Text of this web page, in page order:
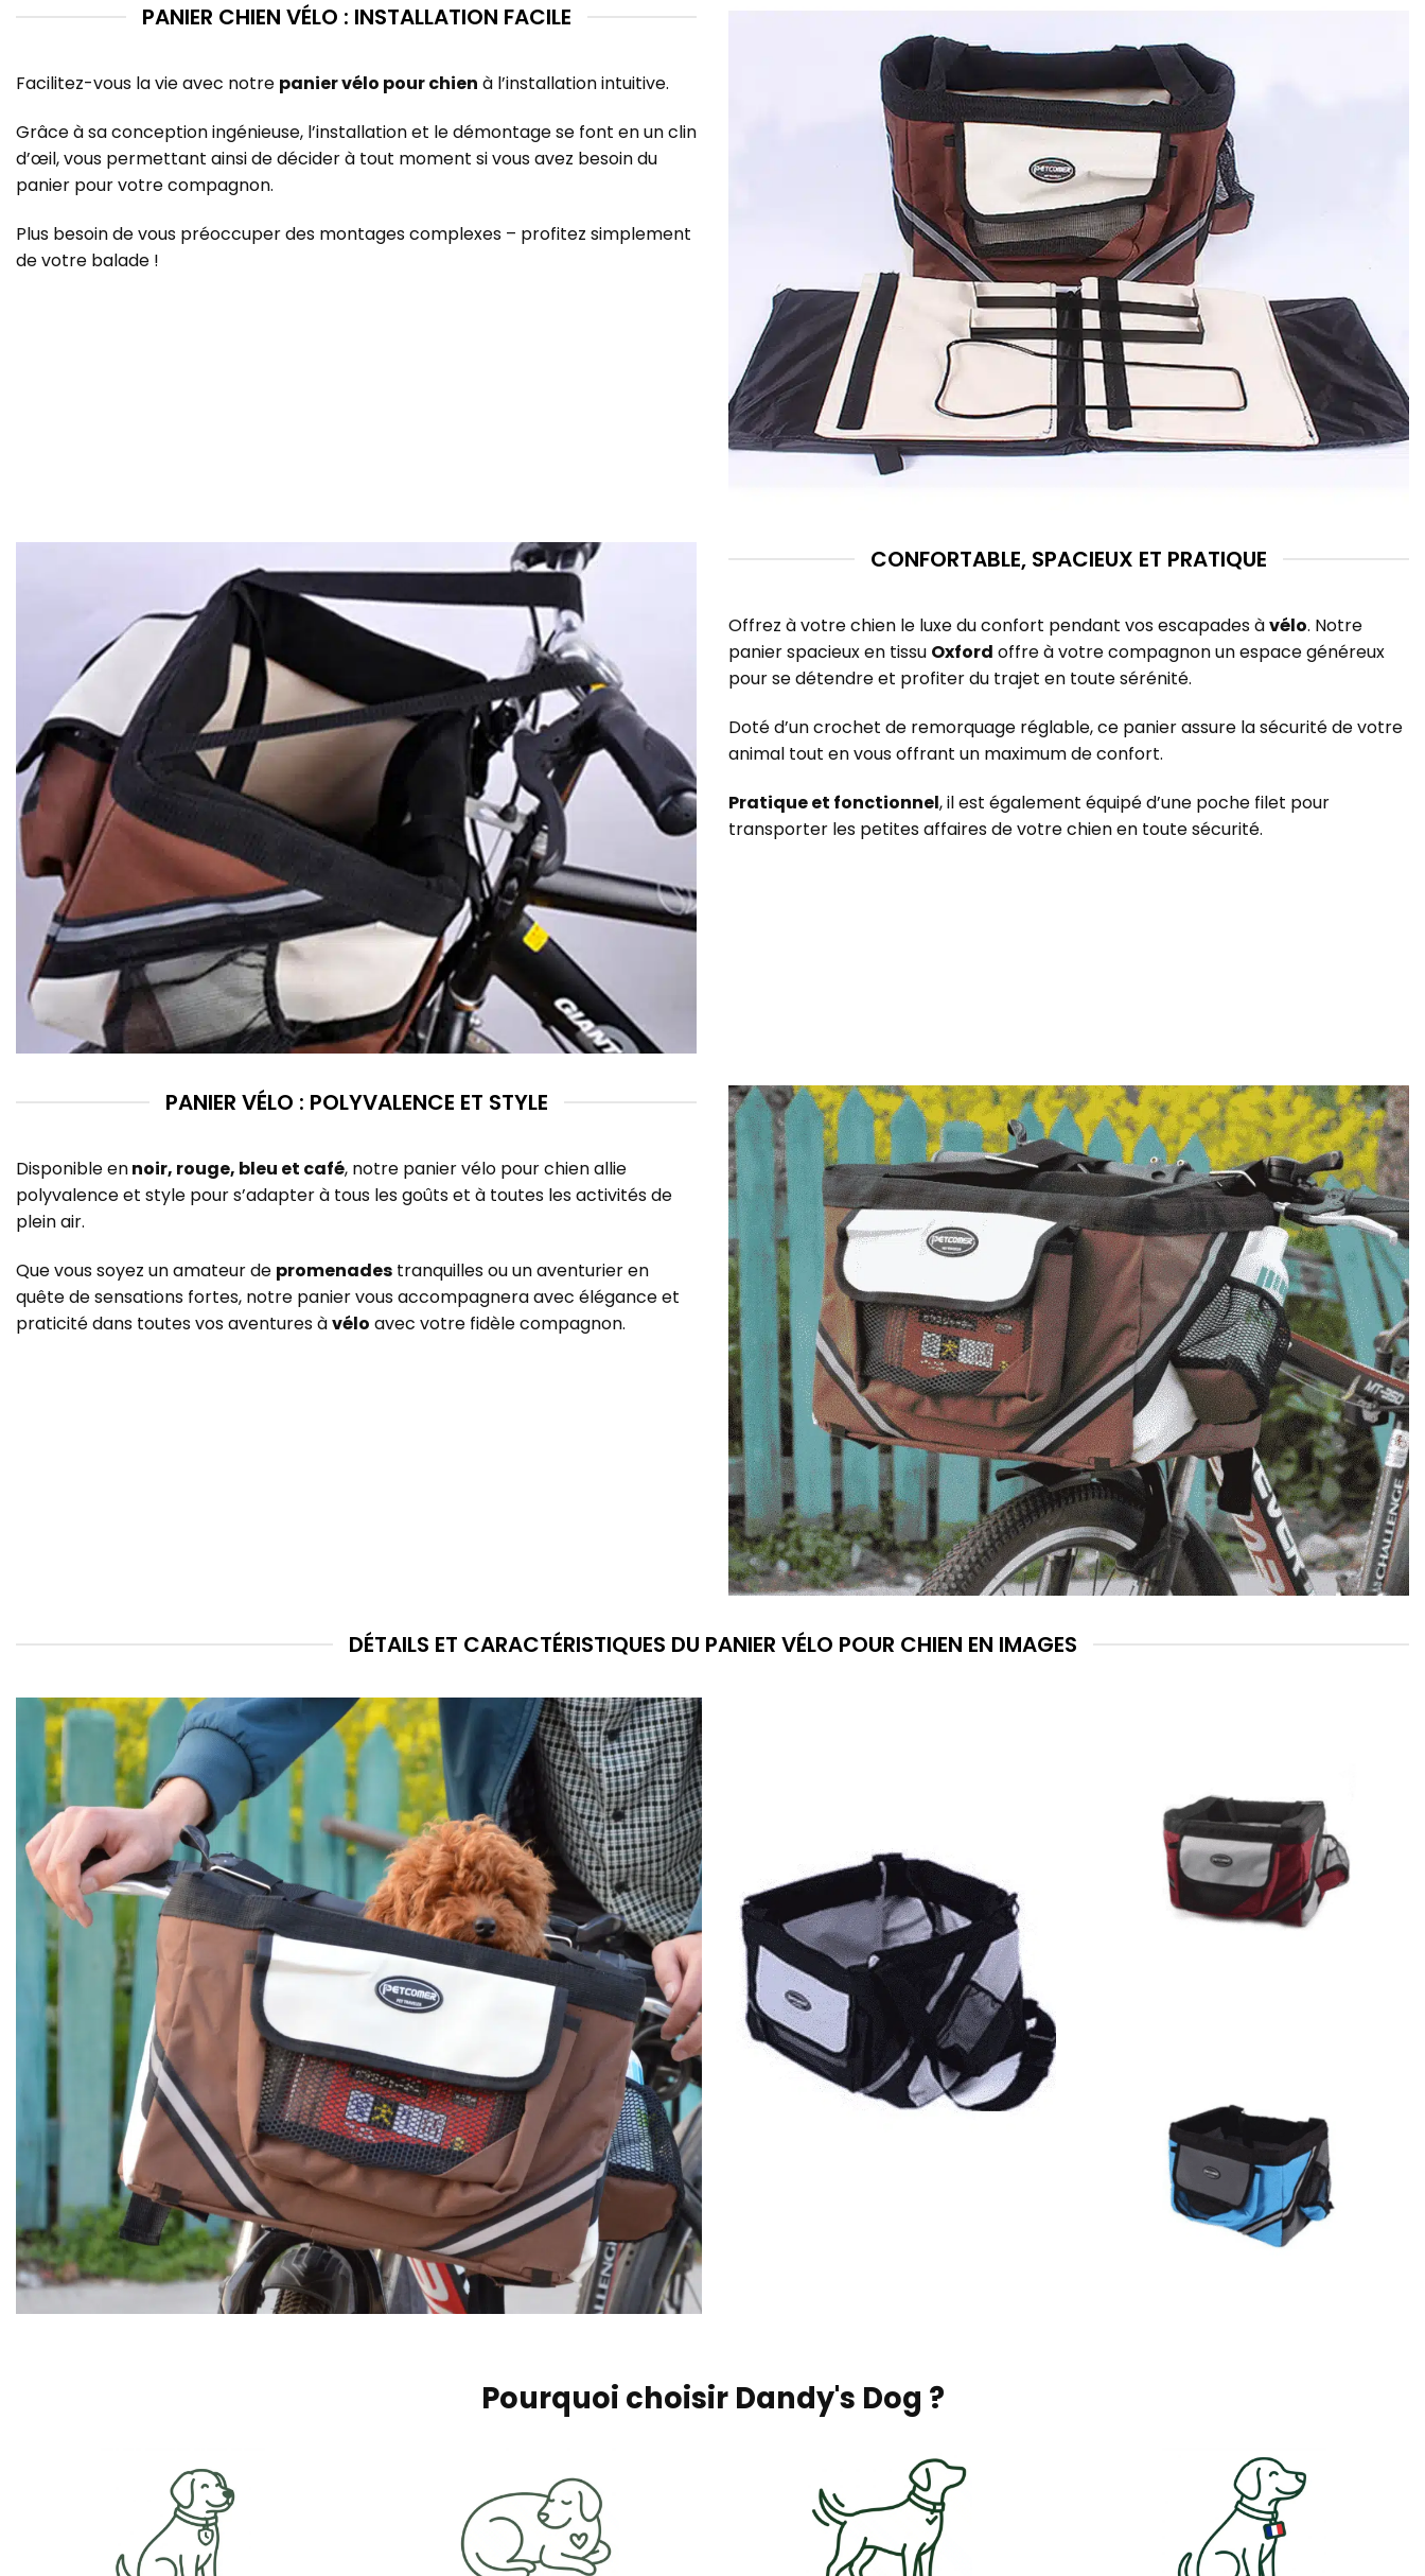
PANIER CHIEN VÉLO : INSTALLATION FACILE
Facilitez-vous la vie avec notre panier vélo pour chien à l’installation intuitive.
Grâce à sa conception ingénieuse, l’installation et le démontage se font en un clin
d’œil, vous permettant ainsi de décider à tout moment si vous avez besoin du
panier pour votre compagnon.
Plus besoin de vous préoccuper des montages complexes – profitez simplement
de votre balade !
CONFORTABLE, SPACIEUX ET PRATIQUE
Offrez à votre chien le luxe du confort pendant vos escapades àvélo. Notre
panier spacieux en tissu Oxford offre à votre compagnon un espace généreux
pour se détendre et profiter du trajet en toute sérénité.
Doté d’un crochet de remorquage réglable, ce panier assure la sécurité de votre
animal tout en vous offrant un maximum de confort.
Pratique et fonctionnel, il est également équipé d’une poche filet pour
transporter les petites affaires de votre chien en toute sécurité.
PANIER VÉLO : POLYVALENCE ET STYLE
Disponible ennoir, rouge, bleu et café, notre panier vélo pour chien allie
polyvalence et style pour s’adapter à tous les goûts et à toutes les activités de
plein air.
Que vous soyez un amateur de promenades tranquilles ou un aventurier en
quête de sensations fortes, notre panier vous accompagnera avec élégance et
praticité dans toutes vos aventures àvélo avec votre fidèle compagnon.
DÉTAILS ET CARACTÉRISTIQUES DU PANIER VÉLO POUR CHIEN EN IMAGES
Pourquoi choisir Dandy's Dog ?